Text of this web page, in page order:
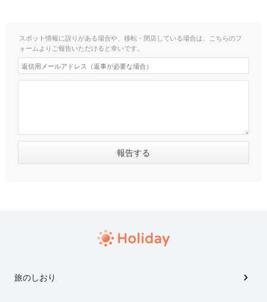
スポット情報に誤りがある場合や、移転・閉店している場合は、こちらのフ
ォームよりご報告いただけると幸いです。
旅のしおり